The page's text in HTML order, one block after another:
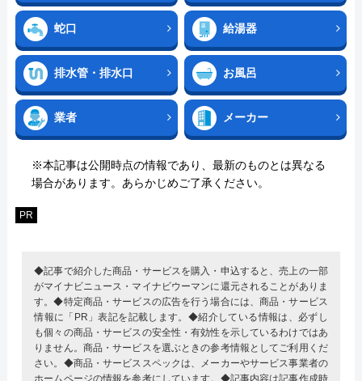
蛇口 給湯器
排水管・排水口 お風呂
業者 メーカー
※本記事は公開時点の情報であり、最新のものとは異なる
場合があります。あらかじめご了承ください。
PR
◆記事で紹介した商品・サービスを購入・申込すると、売上の一部
がマイナビニュース・マイナビウーマンに還元されることがありま
す。◆特定商品・サービスの広告を行う場合には、商品・サービス
情報に「PR」表記を記載します。◆紹介している情報は、必ずし
も個々の商品・サービスの安全性・有効性を示しているわけではあ
りません。商品・サービスを選ぶときの参考情報としてご利用くだ
さい。◆商品・サービススペックは、メーカーやサービス事業者の
ホームページの情報を参考にしています。◆記事内容は記事作成時